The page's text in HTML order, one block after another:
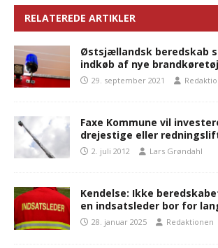
RELATEREDE ARTIKLER
Østsjællandsk beredskab
indkøb af nye
29. september 2021
Faxe Kommune vil
drejestige eller
2. juli 2012 Lars Grøndahl
Kendelse: Ikke
en indsatsleder bor for
28. januar 2025 Redaktionen